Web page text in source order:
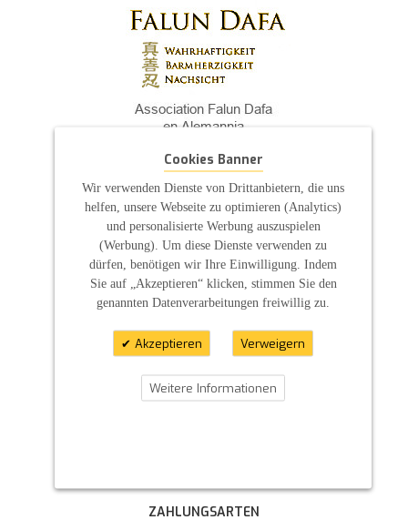
ZAHLUNGSARTEN
Cookies Banner
Wir verwenden Dienste von Drittanbietern, die uns
helfen, unsere Webseite zu optimieren (Analytics)
und personalisierte Werbung auszuspielen
(Werbung). Um diese Dienste verwenden zu
dürfen, benötigen wir Ihre Einwilligung. Indem
Sie auf „Akzeptieren“ klicken, stimmen Sie den
genannten Datenverarbeitungen freiwillig zu.
Akzeptieren Verweigern
Weitere Informationen